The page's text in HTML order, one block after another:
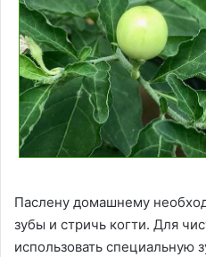
Паслену домашнему
зубы и стричь когти. Для
использовать специальную